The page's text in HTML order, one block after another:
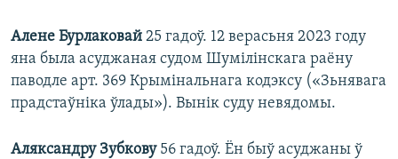
Алене Бурлаковай 25 гадоў. 12 верасьня 2023 году
яна была асуджаная судом Шумілінскага раёну
паводле арт. 369 Крымінальнага кодэксу («Зьнявага
прадстаўніка ўлады»). Вынік суду невядомы.
Аляксандру Зубкову56 гадоў. Ён быў асуджаны ў